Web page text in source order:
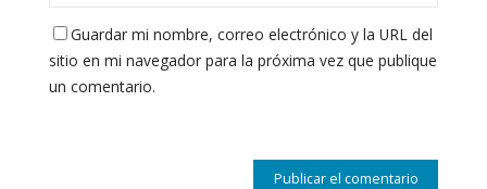
Guardar mi nombre, correo electrónico y la URL del
sitio en mi navegador para la próxima vez que publique
un comentario.